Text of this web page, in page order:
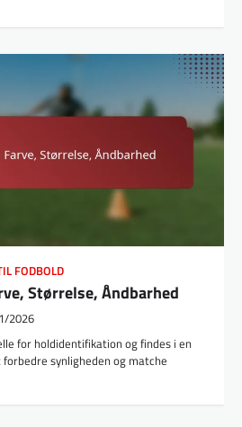
FODBOLD
Størrelse, Åndbarhed
2026
for holdidentifikation og findes i en
synligheden og matche